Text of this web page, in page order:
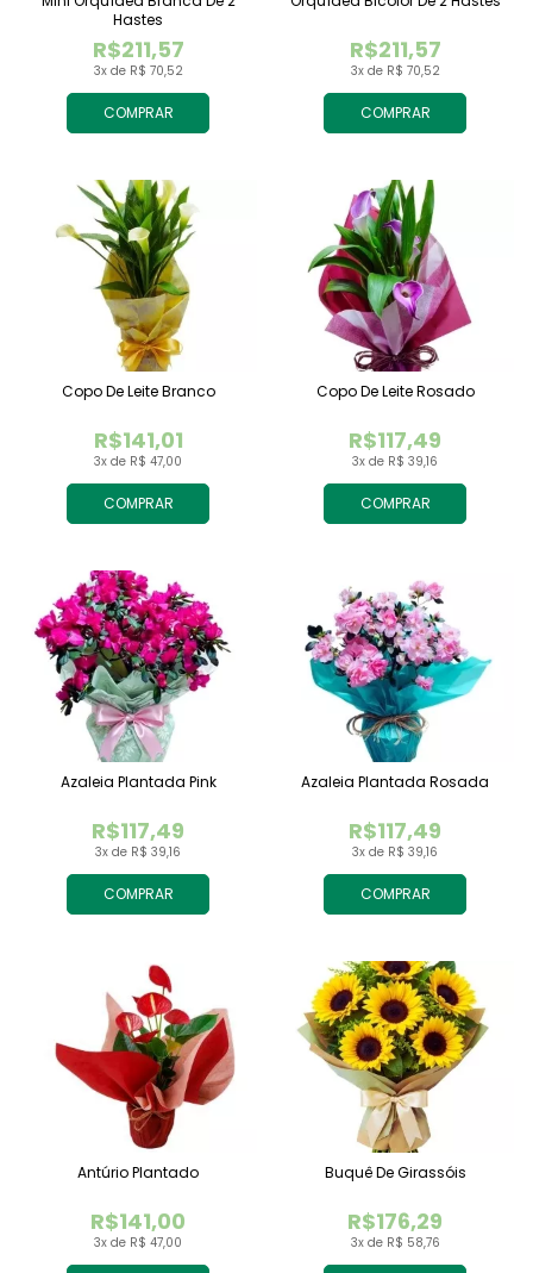
COMPRAR
3x de R$ 70,52
R$211,57
Hastes
COMPRAR
3x de R$ 70,52
R$211,57
COMPRAR
3x de R$ 47,00
R$141,01
Copo De Leite Branco
COMPRAR
3x de R$ 39,16
R$117,49
Copo De Leite Rosado
COMPRAR
3x de R$ 39,16
R$117,49
Azaleia Plantada Pink
COMPRAR
3x de R$ 39,16
R$117,49
Azaleia Plantada Rosada
3x de R$ 47,00
R$141,00
Antúrio Plantado
3x de R$ 58,76
R$176,29
Buquê De Girassóis